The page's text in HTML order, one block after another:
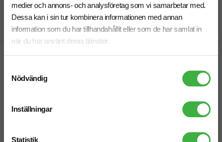
medier och annons- och analysföretag som vi samarbetar med.
Dessa kan i sin tur kombinera informationen med annan
information som du har tillhandahållit eller som de har samlat in
när du har använt deras tjänster.
Nödvändig
Inställningar
Statistik
Fri offert
Prisgaranti
Snabb leverans